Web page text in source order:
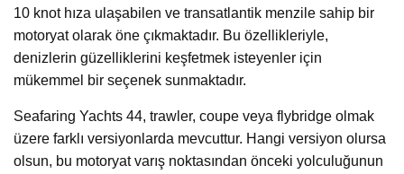
10 knot hıza ulaşabilen ve transatlantik menzile sahip bir
motoryat olarak öne çıkmaktadır. Bu özellikleriyle,
denizlerin güzelliklerini keşfetmek isteyenler için
mükemmel bir seçenek sunmaktadır.
Seafaring Yachts 44, trawler, coupe veya flybridge olmak
üzere farklı versiyonlarda mevcuttur. Hangi versiyon olursa
olsun, bu motoryat varış noktasından önceki yolculuğunun